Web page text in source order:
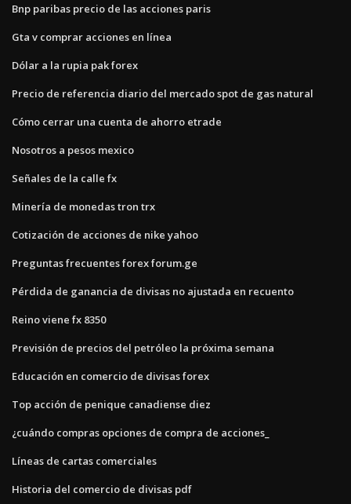
Bnp paribas precio de las acciones paris
Gta v comprar acciones en línea
Dólar a la rupia pak forex
Precio de referencia diario del mercado spot de gas natural
Cómo cerrar una cuenta de ahorro etrade
Nosotros a pesos mexico
Señales de la calle fx
Minería de monedas tron ​​trx
Cotización de acciones de nike yahoo
Preguntas frecuentes forex forum.ge
Pérdida de ganancia de divisas no ajustada en recuento
Reino viene fx 8350
Previsión de precios del petróleo la próxima semana
Educación en comercio de divisas forex
Top acción de penique canadiense diez
¿cuándo compras opciones de compra de acciones_
Líneas de cartas comerciales
Historia del comercio de divisas pdf